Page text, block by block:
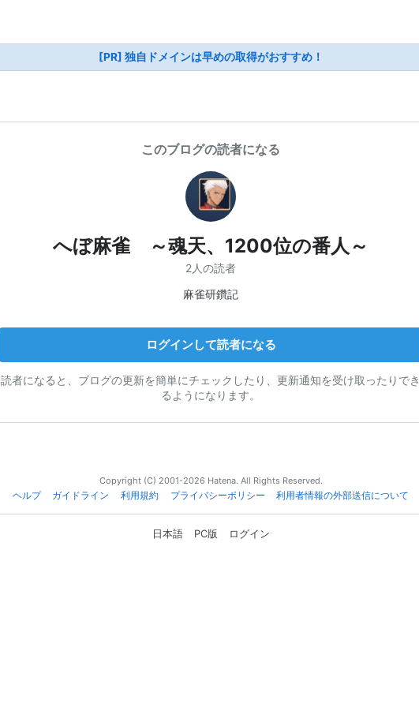
[PR] 独自ドメインは早めの取得がおすすめ！
このブログの読者になる
へぼ麻雀 ～魂天、1200位の番人～
2人の読者
麻雀研鑽記
ログインして読者になる
読者になると、ブログの更新を簡単にチェックしたり、更新通知を受け取ったりでき
るようになります。
Copyright (C) 2001-2026 Hatena. All Rights Reserved.
ヘルプ
ガイドライン 利用規約 プライバシーポリシー 利用者情報の外部送信について
日本語 PC版 ログイン